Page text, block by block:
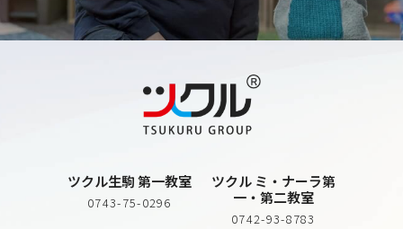
ツクル生駒 第一教室
0743-75-0296
ツクル ミ・ナーラ第
一・第二教室
0742-93-8783